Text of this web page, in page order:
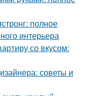
полное
интерьера
со вкусом:
советы и